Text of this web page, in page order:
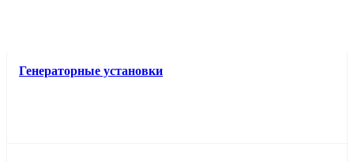
Генераторные установки